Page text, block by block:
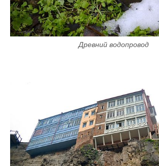
Древний водопровод